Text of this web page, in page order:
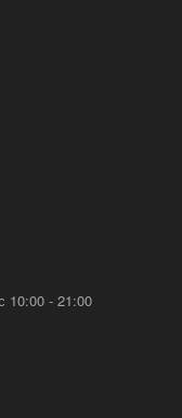
10:00 - 21:00